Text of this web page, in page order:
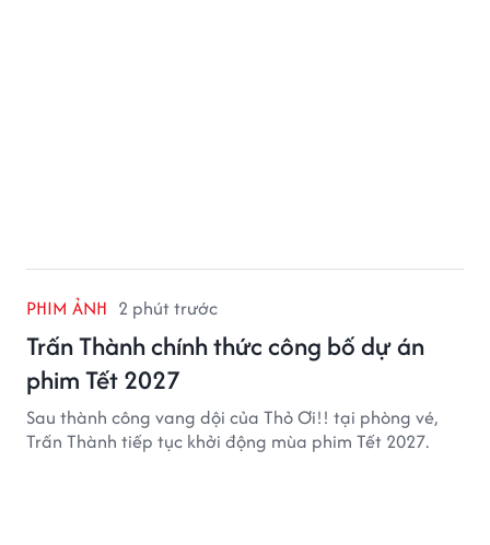
PHIM ẢNH 2 phút trước
Trấn Thành chính thức công bố dự án
phim Tết 2027
Sau thành công vang dội của Thỏ Ơi!! tại phòng vé,
Trấn Thành tiếp tục khởi động mùa phim Tết 2027.